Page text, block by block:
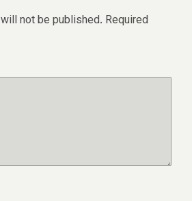
not be published. Required